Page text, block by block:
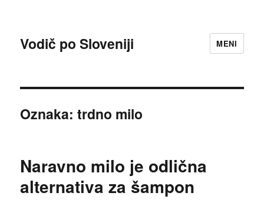
Vodič po Sloveniji MENI
Oznaka:trdno milo
Naravno milo je odlična
alternativa za šampon